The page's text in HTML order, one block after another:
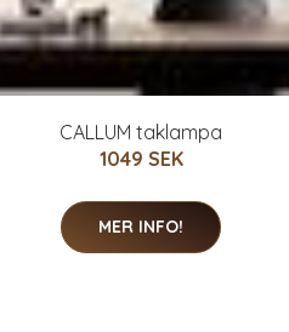
CALLUM taklampa
1049 SEK
MER INFO!